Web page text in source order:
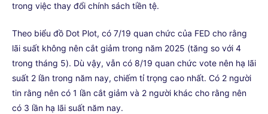
trong việc thay đổi chính sách tiền tệ.
Theo biểu đồ Dot Plot, có 7/19 quan chức của FED cho rằng
lãi suất không nên cắt giảm trong năm 2025 (tăng so với 4
trong tháng 5). Dù vậy, vẫn có 8/19 quan chức vote nên hạ lãi
suất 2 lần trong năm nay, chiếm tỉ trọng cao nhất. Có 2 người
tin rằng nên có 1 lần cắt giảm và 2 người khác cho rằng nên
có 3 lần hạ lãi suất năm nay.